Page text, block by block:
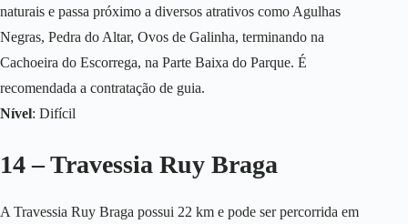
naturais e passa próximo a diversos atrativos como Agulhas
Negras, Pedra do Altar, Ovos de Galinha, terminando na
Cachoeira do Escorrega, na Parte Baixa do Parque. É
recomendada a contratação de guia.
Nível: Difícil
14 – Travessia Ruy Braga
A Travessia Ruy Braga possui 22 km e pode ser percorrida em